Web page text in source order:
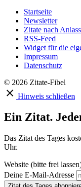
Startseite
Newsletter
Zitate nach Anlass
RSS-Feed
Widget für die
Impressum
Datenschutz
© 2026 Zitate-Fibel
Hinweis schließen
Ein Zitat.
Das Zitat des Tages
Uhr.
Website (bitte frei
Deine E-Mail-Adresse